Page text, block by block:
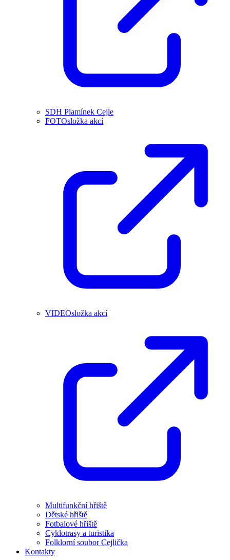
SDH Plamínek Cejle
FOTOsložka akcí
VIDEOsložka akcí
Multifunkční hřiště
Dětské hřiště
Fotbalové hřiště
Cyklotrasy a turistika
Folklorní soubor Cejlička
Kontakty